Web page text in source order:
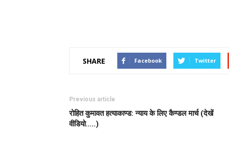
SHARE Facebook Twitter
Previous article
रोहित कुमावत हत्याकाण्ड: न्याय के लिए कैण्डल मार्च (देखें
वीडियो…..)